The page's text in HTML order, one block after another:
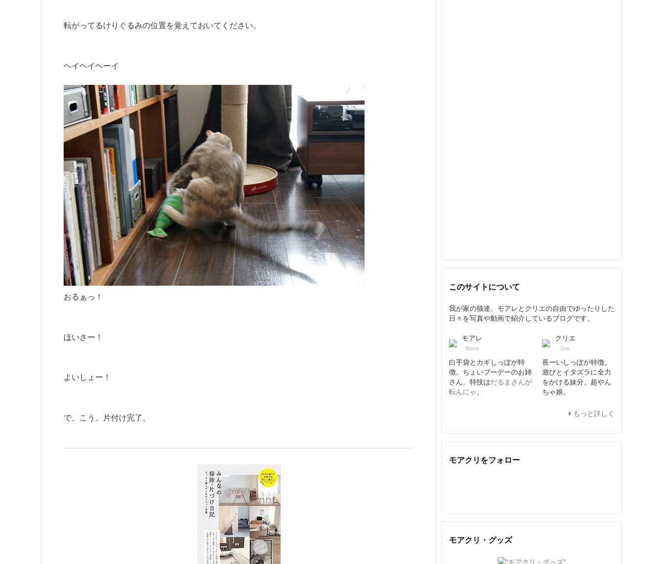
転がってるけりぐるみの位置を覚えておいてください。
ヘイヘイヘーイ
おるぁっ！
ほいさー！
よいしょー！
で、こう。片付け完了。
このサイトについて
我が家の猫達、モアレとクリエの自由でゆったりした
日々を写真や動画で紹介しているブログです。
モアレ
Moire
白手袋とカギしっぽが特
徴。ちょいブーデーのお姉
さん。特技はだるまさんが
転んにゃ。
クリエ
Crie
長ーいしっぽが特徴。
遊びとイタズラに全力
をかける妹分。超やん
ちゃ娘。
もっと詳しく
モアクリをフォロー
モアクリ・グッズ